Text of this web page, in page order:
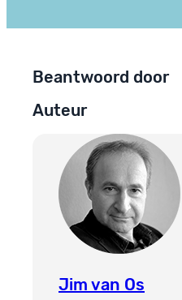
Beantwoord door
Auteur
Jim van Os